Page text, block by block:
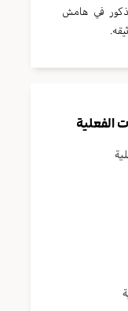
في هامش
الفعلية